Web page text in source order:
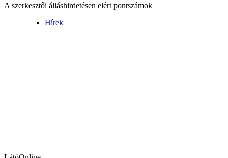
A szerkesztői álláshirdetésen elért pontszámok
Hírek